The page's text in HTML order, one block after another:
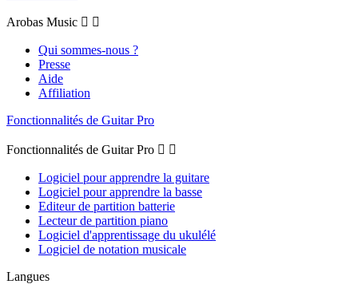
Arobas Music  
Qui sommes-nous ?
Presse
Aide
Affiliation
Fonctionnalités de Guitar Pro
Fonctionnalités de Guitar Pro  
Logiciel pour apprendre la guitare
Logiciel pour apprendre la basse
Editeur de partition batterie
Lecteur de partition piano
Logiciel d'apprentissage du ukulélé
Logiciel de notation musicale
Langues